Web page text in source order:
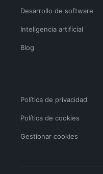
Desarrollo de software
Inteligencia artificial
Blog
Política de privacidad
Política de cookies
Gestionar cookies